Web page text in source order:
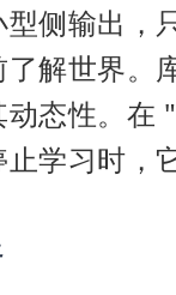
侧输出
解世界。
态性。
学习时，